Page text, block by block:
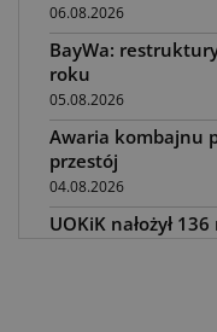
06.08.2026
BayWa:
roku
05.08.2026
Awaria kombajnu
przestój
04.08.2026
UOKiK nałożył